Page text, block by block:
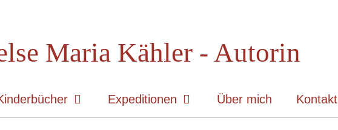
Maria Kähler - Autorin
Expeditionen Über mich Kontakt